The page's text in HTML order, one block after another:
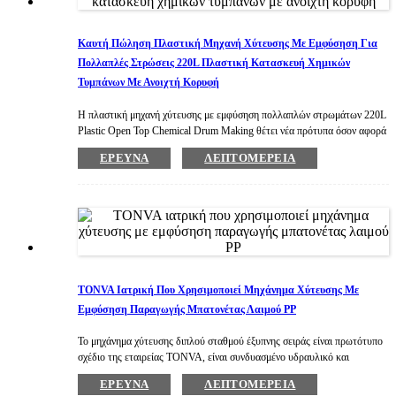
Καυτή Πώληση Πλαστική Μηχανή Χύτευσης Με Εμφύσηση Για
Πολλαπλές Στρώσεις 220L Πλαστική Κατασκευή Χημικών
Τυμπάνων Με Ανοιχτή Κορυφή
Η πλαστική μηχανή χύτευσης με εμφύσηση πολλαπλών στρωμάτων 220L
Plastic Open Top Chemical Drum Making θέτει νέα πρότυπα όσον αφορά
την οικονομία και την ευκολία λειτουργίας για τις συσκευασίες
καταναλωτών και τις βιομηχανικές συσκευασίες Χαρακτηριστικά: -
Μειωμένες απαιτήσεις χώρου
ΈΡΕΥΝΑ ΛΕΠΤΟΜΈΡΕΙΑ
TONVA Ιατρική Που Χρησιμοποιεί Μηχάνημα Χύτευσης Με
Εμφύσηση Παραγωγής Μπατονέτας Λαιμού PP
Το μηχάνημα χύτευσης διπλού σταθμού έξυπνης σειράς είναι πρωτότυπο
σχέδιο της εταιρείας TONVA, είναι συνδυασμένο υδραυλικό και
πνευματικό.Η απόδοση είναι καλή και λειτουργεί σταθερά, είναι εύκολο
στη λειτουργία, καθαρό και γρήγορο.Κατάλληλο για μπουκάλι
ΈΡΕΥΝΑ ΛΕΠΤΟΜΈΡΕΙΑ